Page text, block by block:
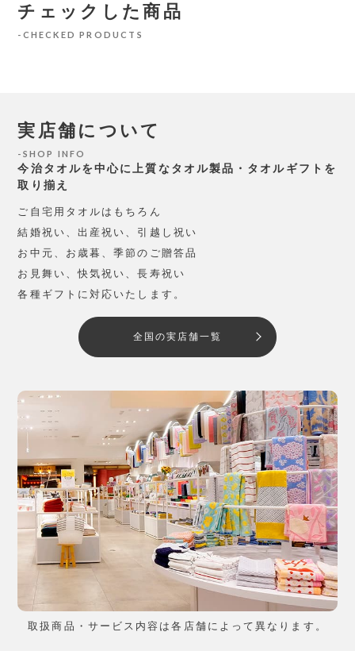
チェックした商品
CHECKED PRODUCTS
実店舗について
SHOP INFO
今治タオルを中心に上質なタオル製品・タオルギフトを
取り揃え
ご自宅用タオルはもちろん
結婚祝い、出産祝い、引越し祝い
お中元、お歳暮、季節のご贈答品
お見舞い、快気祝い、長寿祝い
各種ギフトに対応いたします。
全国の実店舗一覧
取扱商品・サービス内容は各店舗によって異なります。